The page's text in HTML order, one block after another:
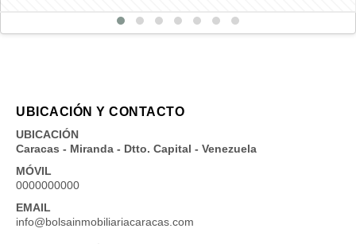
UBICACIÓN Y CONTACTO
UBICACIÓN
Caracas - Miranda - Dtto. Capital - Venezuela
MÓVIL
0000000000
EMAIL
info@bolsainmobiliariacaracas.com